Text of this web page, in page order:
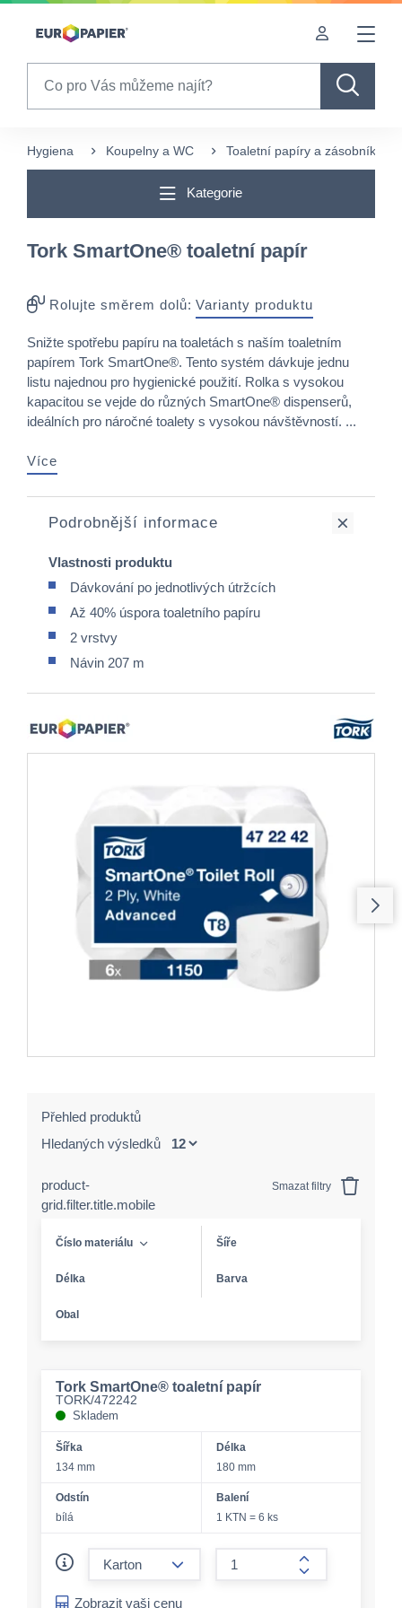
Table Of Content
Pro Vás zajímavé produkty
Hygiena Koupelny a WC Toaletní papíry a zásobníky
Kategorie
Tork SmartOne® toaletní papír
Rolujte směrem dolů: Varianty produktu
Snižte spotřebu papíru na toaletách s naším toaletním
papírem Tork SmartOne®. Tento systém dávkuje jednu
listu najednou pro hygienické použití. Rolka s vysokou
kapacitou se vejde do různých SmartOne® dispenserů,
ideálních pro náročné toalety s vysokou návštěvností. ...
Více
Podrobnější informace
Vlastnosti produktu
Dávkování po jednotlivých útržcích
Až 40% úspora toaletního papíru
2 vrstvy
Návin 207 m
Přehled produktů
Hledaných výsledků
product-
grid.filter.title.mobile
Smazat filtry
Číslo materiálu Šíře
Délka Barva
Obal
Tork SmartOne® toaletní papír
TORK/472242
Skladem
Šířka
134 mm
Délka
180 mm
Odstín
bílá
Balení
1 KTN = 6 ks
form.increase-
Zobrazit vaši cenu